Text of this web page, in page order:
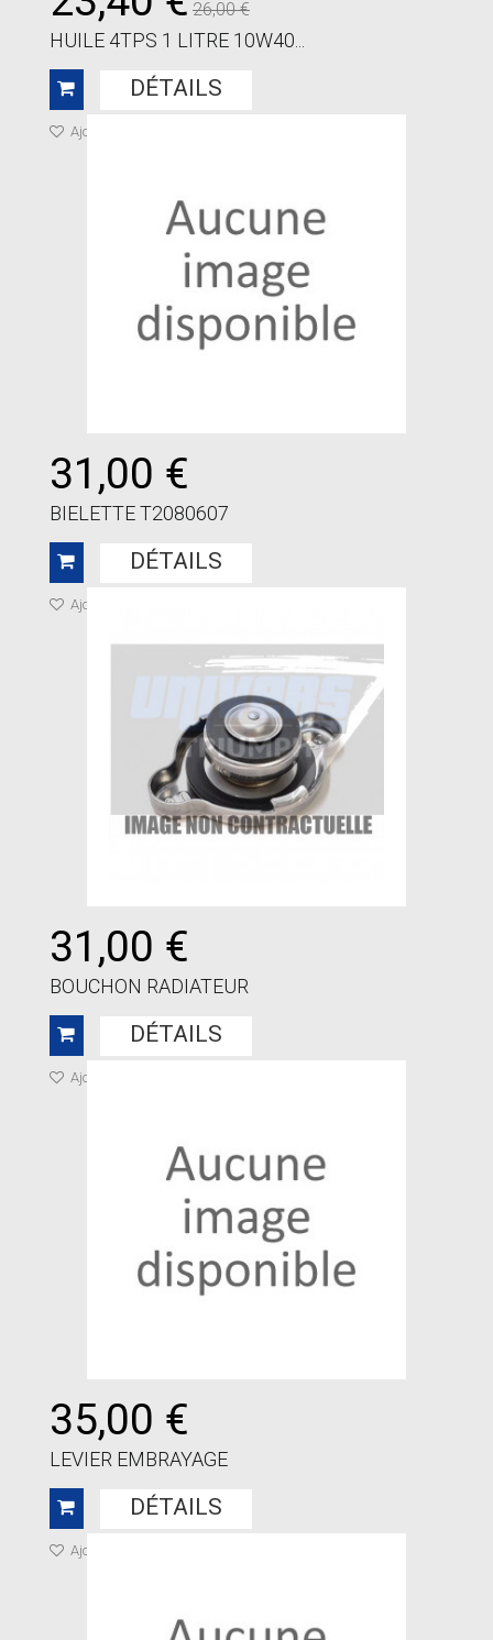
26,00 €
HUILE 4TPS 1 LITRE 10W40...
DÉTAILS
Ajouter à ma liste de cadeaux
31,00 €
BIELETTE T2080607
DÉTAILS
Ajouter à ma liste de cadeaux
31,00 €
BOUCHON RADIATEUR
DÉTAILS
Ajouter à ma liste de cadeaux
35,00 €
LEVIER EMBRAYAGE
DÉTAILS
Ajouter à ma liste de cadeaux